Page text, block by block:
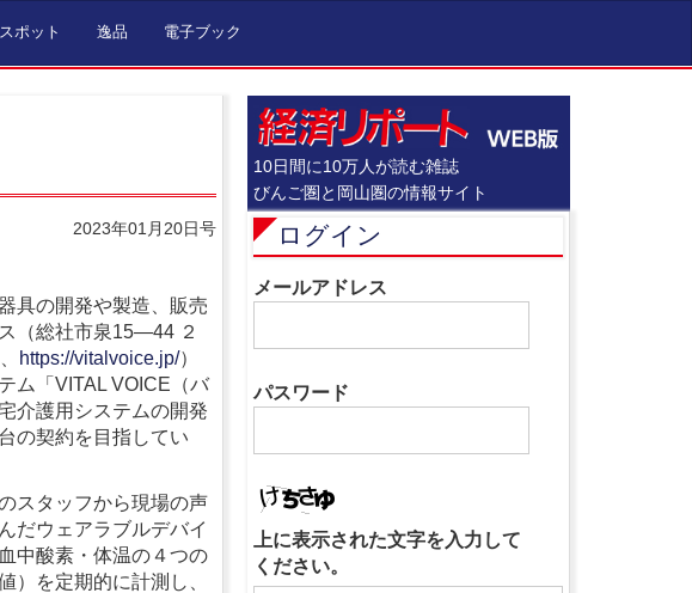
ポット 逸品 電子ブック
2023年01月20日号
具の開発や製造、販売
（総社市泉15―44 ２
https://vitalvoice.jp/）
ム「VITAL VOICE（バ
介護用システムの開発
の契約を目指してい
スタッフから現場の声
だウェアラブルデバイ
中酸素・体温の４つの
）を定期的に計測し、
10日間に10万人が読む雑誌
びんご圏と岡山圏の情報サイト
ログイン
メールアドレス
パスワード
上に表示された文字を入力して
ください。